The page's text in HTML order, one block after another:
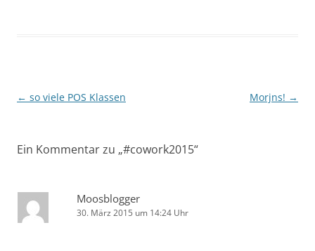
Beitragsnavigation
← so viele POS Klassen Morjns! →
Ein Kommentar zu „#cowork2015“
Moosblogger
30. März 2015 um 14:24 Uhr